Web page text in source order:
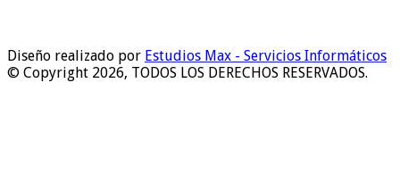
Diseño realizado por Estudios Max - Servicios Informáticos
© Copyright 2026, TODOS LOS DERECHOS RESERVADOS.